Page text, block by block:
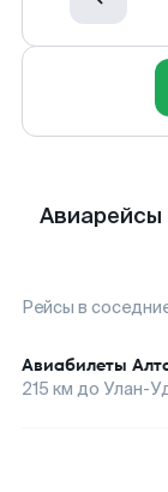
Авиарейсы
Рейсы в
Авиабилеты
215 км до Улан-